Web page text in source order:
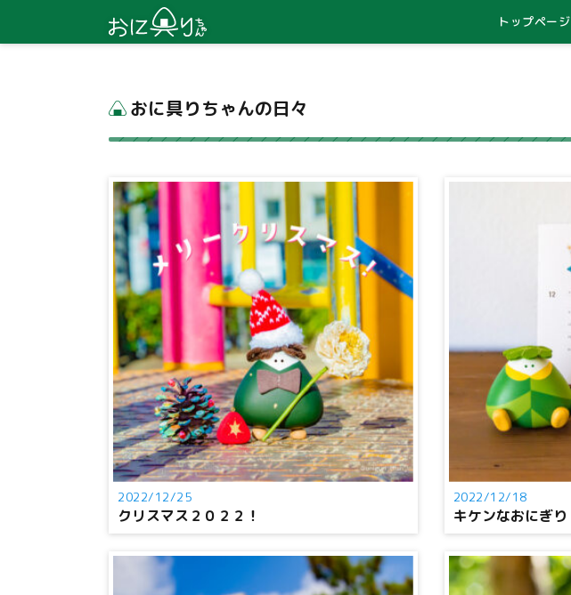
トップページ
おに具りちゃんの日々
2022/12/25
クリスマス２０２２！
2022/12/18
キケンなおにぎり